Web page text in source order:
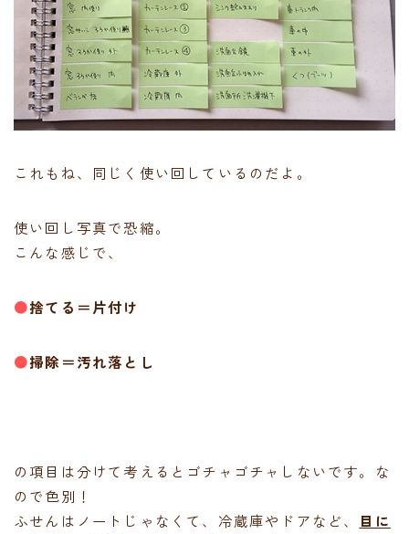
これもね、同じく使い回しているのだよ。
使い回し写真で恐縮。
こんな感じで、
●捨てる＝片付け
●掃除＝汚れ落とし
の項目は分けて考えるとゴチャゴチャしないです。な
ので色別！
ふせんはノートじゃなくて、冷蔵庫やドアなど、
目に